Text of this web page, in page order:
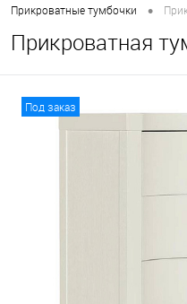
Прикроватные тумбочки •
Прикроватная
Под заказ